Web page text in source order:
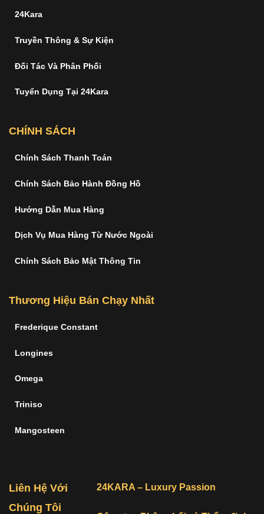
24Kara
Truyền Thông & Sự Kiện
Đối Tác Và Phân Phối
Tuyển Dụng Tại 24Kara
CHÍNH SÁCH
Chính Sách Thanh Toán
Chính Sách Bảo Hành Đồng Hồ
Hướng Dẫn Mua Hàng
Dịch Vụ Mua Hàng Từ Nước Ngoài
Chính Sách Bảo Mật Thông Tin
Thương Hiệu Bán Chạy Nhất
Frederique Constant
Longines
Omega
Triniso
Mangosteen
Liên Hệ Với
Chúng Tôi
24KARA – Luxury Passion